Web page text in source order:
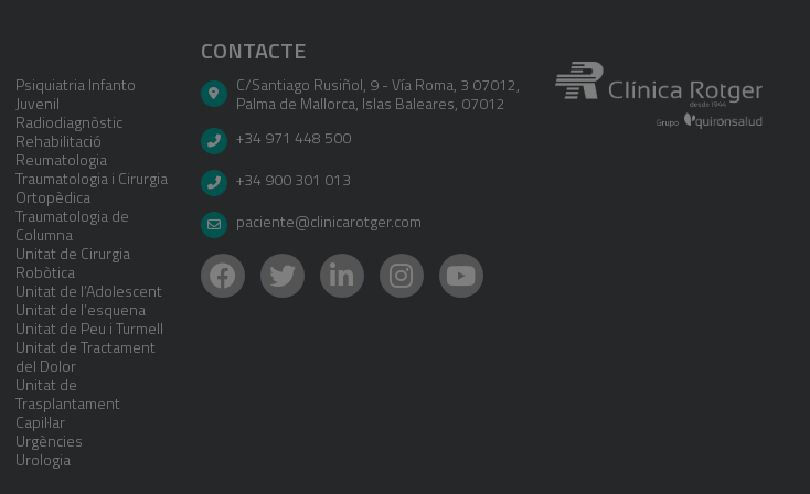
Psiquiatria Infanto
Juvenil
Radiodiagnòstic
Rehabilitació
Reumatologia
Traumatologia i Cirurgia
Ortopèdica
Traumatologia de
Columna
Unitat de Cirurgia
Robòtica
Unitat de l’Adolescent
Unitat de l’esquena
Unitat de Peu i Turmell
Unitat de Tractament
del Dolor
Unitat de
Trasplantament
Capil·lar
Urgències
Urologia
CONTACTE
C/Santiago Rusiñol, 9 - Vía Roma, 3 07012,
Palma de Mallorca, Islas Baleares, 07012
+34 971 448 500
+34 900 301 013
paciente@clinicarotger.com